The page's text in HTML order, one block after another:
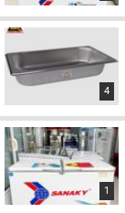
4
1